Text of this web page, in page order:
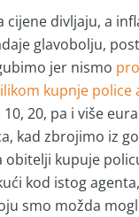
cijene divljaju, a
glavobolju,
jer nismo
kupnje police
20, pa i više
kad zbrojimo iz
obitelji kupuje
kod istog
smo možda